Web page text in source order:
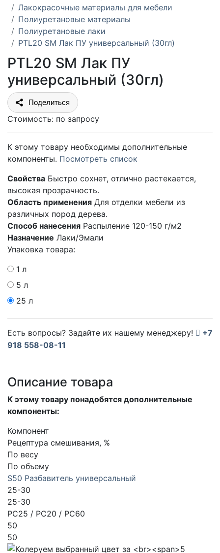
Лакокрасочные материалы для мебели
Полиуретановые материалы
Полиуретановые лаки
PTL20 SM Лак ПУ универсальный (30гл)
PTL20 SM Лак ПУ
универсальный (30гл)
Поделиться
Стоимость: по запросу
К этому товару необходимы дополнительные
компоненты. Посмотреть список
Свойства Быстро сохнет, отлично растекается,
высокая прозрачность.
Область применения Для отделки мебели из
различных пород дерева.
Способ нанесения Распыление 120-150 г/м2
Назначение Лаки/Эмали
Упаковка товара:
1 л
5 л
25 л
Есть вопросы? Задайте их нашему менеджеру!
+7
918 558-08-11
Описание товара
К этому товару понадобятся дополнительные
компоненты:
Компонент
Рецептура смешивания, %
По весу
По объему
S50 Разбавитель универсальный
25-30
25-30
PC25 / PC20 / PC60
50
50